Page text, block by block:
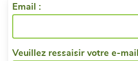
Email :
Veuillez ressaisir votre e-